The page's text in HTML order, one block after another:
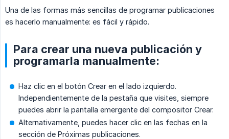
Una de las formas más sencillas de programar publicaciones
es hacerlo manualmente: es fácil y rápido.
Para crear una nueva publicación y
programarla manualmente:
Haz clic en el botón Crear en el lado izquierdo.
Independientemente de la pestaña que visites, siempre
puedes abrir la pantalla emergente del compositor Crear.
Alternativamente, puedes hacer clic en las fechas en la
sección de Próximas publicaciones.